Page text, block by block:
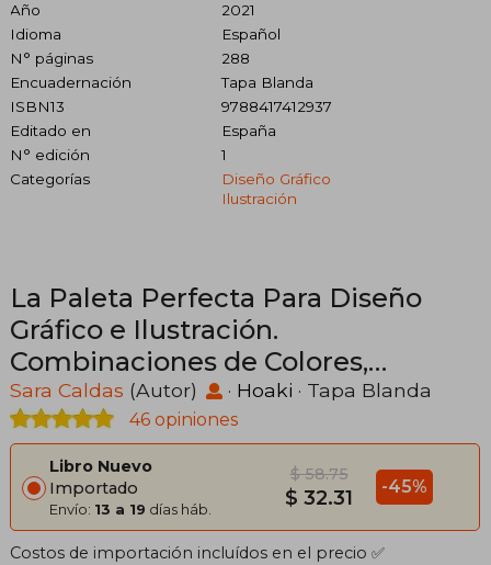
Año
2021
Idioma
Español
N° páginas
288
Encuadernación
Tapa Blanda
ISBN13
9788417412937
Editado en
España
N° edición
1
Categorías
Diseño Gráfico
Ilustración
La Paleta Perfecta Para Diseño
Gráfico e Ilustración.
Combinaciones de Colores,
Simbolismo y Referencias
Culturales
Sara Caldas (Autor) · Hoaki · Tapa Blanda
46 opiniones
Libro Nuevo
Importado
Envío: 13 a 19 días háb.
$ 58.75
$ 32.31 -45%
Costos de importación incluídos en el precio ✅